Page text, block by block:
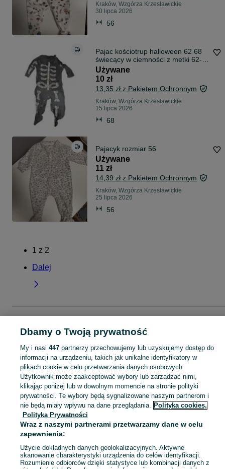
Kraków, Wzgórza Krzesławickie
30 lipca 2026
56
Pajac kościotrup halloween 62 68
świecący w ciemności z metki 62-
68
Używane
10 zł
13,35 zł z Pakietem Ochronnym
Kraków, Wzgórza Krzesławickie
15 lipca 2026
68
Pajacyk rozmiar 56
Używane
11 zł
14,39 zł z Pakietem Ochronnym
Kraków, Wzgórza Krzesławickie
25 lipca 2026
56
1 z 2
Dalej
Małopolskie
Pajacyki - Kraków Pajacyki - Wzgórza Krzesławickie
KATEGORIA
ubranko do chrztu dla chłopca,ubranko do chrztu dla dziewczynki,ubranko
Zobacz
Mapa kategorii
Mapa miejscowości
Mapa ministron
Popularne wyszukiwania
Dbamy o Twoją prywatność
My i nasi 447partnerzy przechowujemy lub uzyskujemy dostęp do
informacji na urządzeniu, takich jak unikalne identyfikatory w
plikach cookie w celu przetwarzania danych osobowych.
Użytkownik może zaakceptować wybory lub zarządzać nimi,
klikając poniżej lub w dowolnym momencie na stronie polityki
prywatności. Te wybory będą sygnalizowane naszym partnerom i
nie będą miały wpływu na dane przeglądania. Polityka cookies,
Polityka Prywatności
Wraz z naszymi partnerami przetwarzamy dane w celu
zapewnienia:
Użycie dokładnych danych geolokalizacyjnych. Aktywne
skanowanie charakterystyki urządzenia do celów identyfikacji.
Rozumienie odbiorców dzięki statystyce lub kombinacji danych z